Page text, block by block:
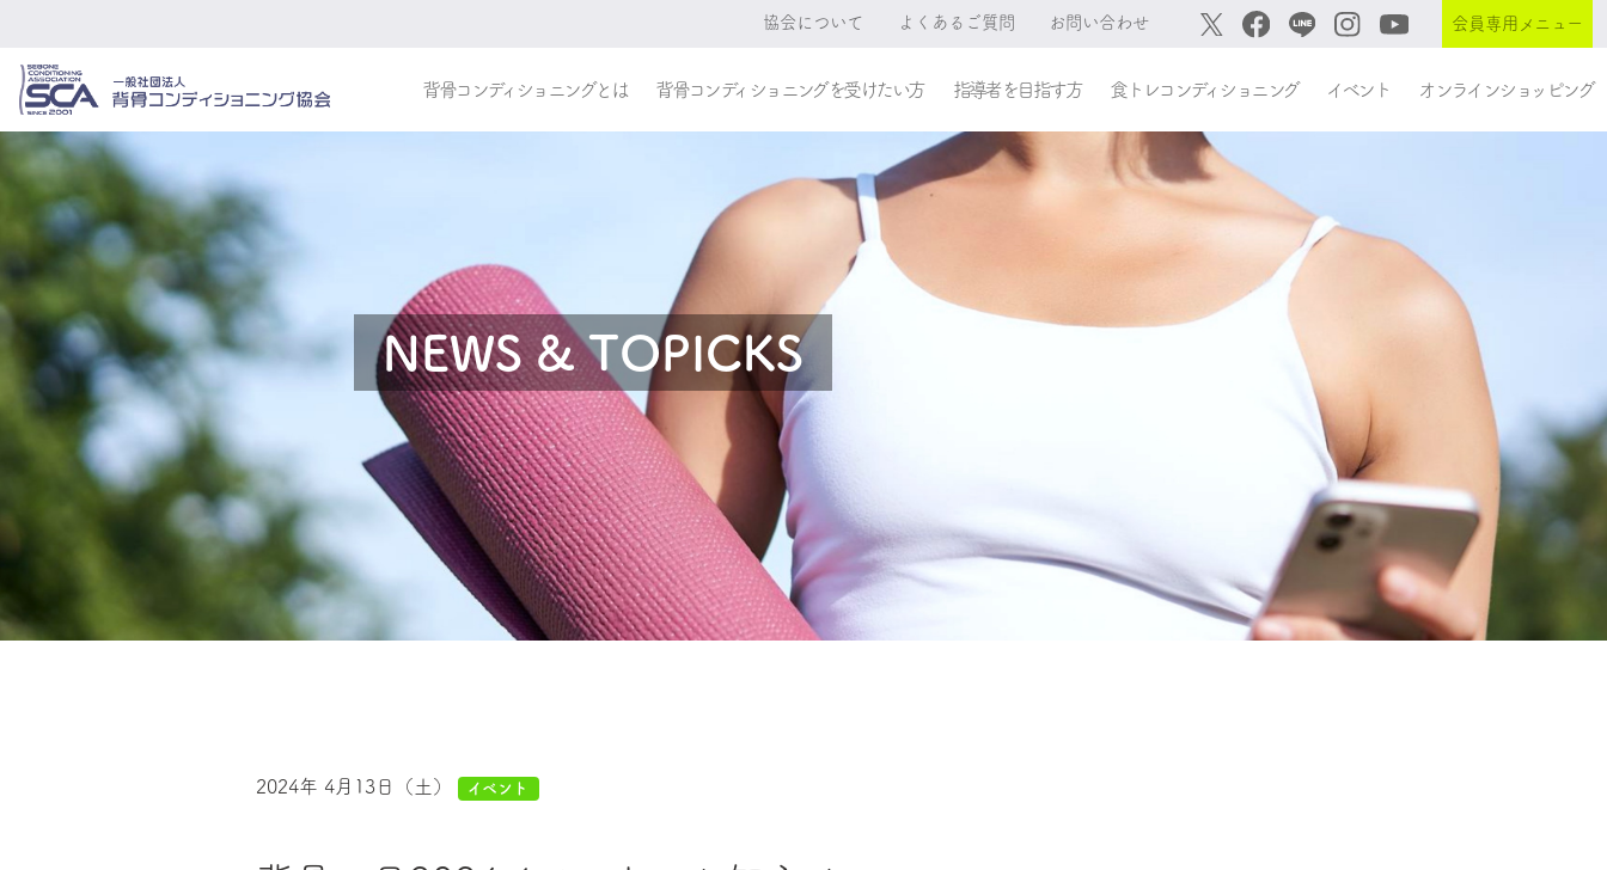
協会について よくあるご質問 お問い合わせ 会員専用メニュー
背骨コンディショニングとは 背骨コンディショニングを受けたい方 指導者を目指す方 食トレコンディショニング イベント オンラインショッピング
NEWS & TOPICKS
2024年 4月13日（土） イベント